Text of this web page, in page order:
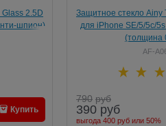
2.5D
шпион)
Купить
Защитное стекло Ainy
для iPhone SE/5/5c/
(толщина
AF-
790 руб
390 руб
выгода 400 руб или 50%